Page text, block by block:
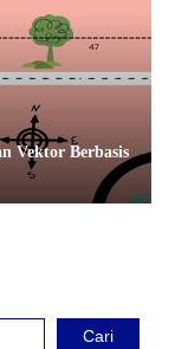
Vektor Berbasis
Cari